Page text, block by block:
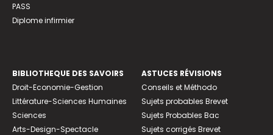
PASS
Diplome infirmier
BIBLIOTHEQUE DES SAVOIRS
Droit-Economie-Gestion
Littérature-Sciences Humaines
Sciences
Arts-Design-Spectacle
ASTUCES RÉVISIONS
Conseils et Méthodo
Sujets probables Brevet
Sujets Probables Bac
Sujets corrigés Brevet